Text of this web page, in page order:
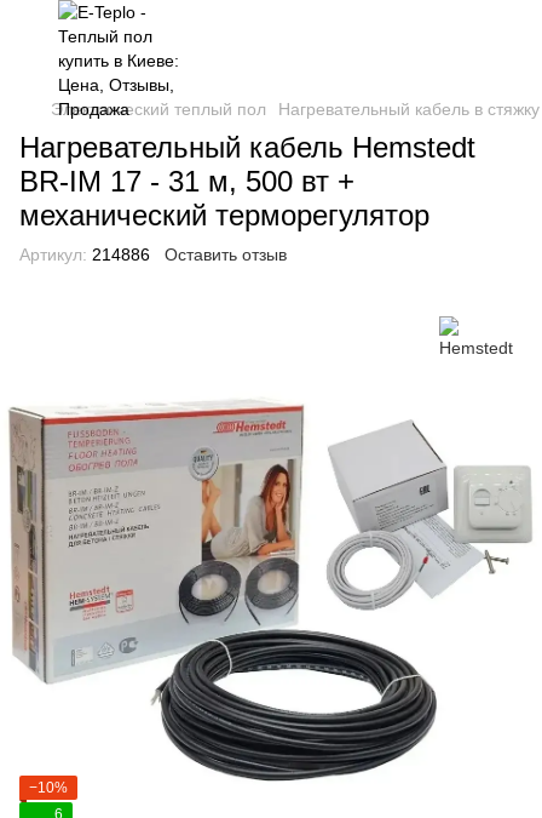
Электрический теплый пол Нагревательный кабель в стяжку
Нагревательный кабель Hemstedt
BR-IM 17 - 31 м, 500 вт +
механический терморегулятор
Артикул: 214886 Оставить отзыв
−10%
6